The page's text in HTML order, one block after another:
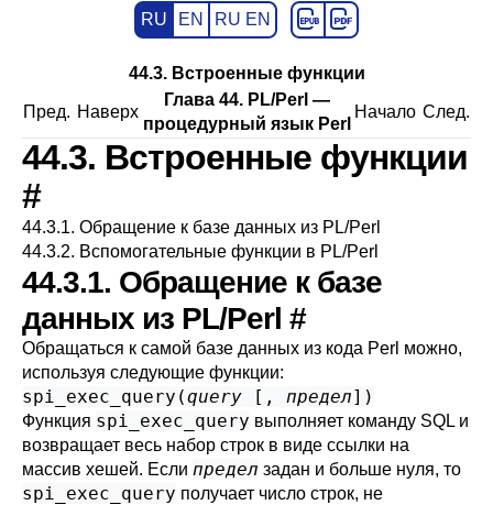
RU EN RU EN
44.3. Встроенные функции
Пред. Наверх
Глава 44. PL/Perl —
процедурный язык Perl
Начало След.
44.3. Встроенные функции
#
44.3.1. Обращение к базе данных из PL/Perl
44.3.2. Вспомогательные функции в PL/Perl
44.3.1. Обращение к базе
данных из PL/Perl #
Обращаться к самой базе данных из кода Perl можно,
используя следующие функции:
spi_exec_query (query [, предел])
Функция spi_exec_query выполняет команду SQL и
возвращает весь набор строк в виде ссылки на
массив хешей. Если предел задан и больше нуля, то
spi_exec_query получает число строк, не